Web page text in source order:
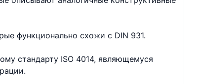
функционально схожи с DIN 931.
стандарту ISO 4014, являющемуся